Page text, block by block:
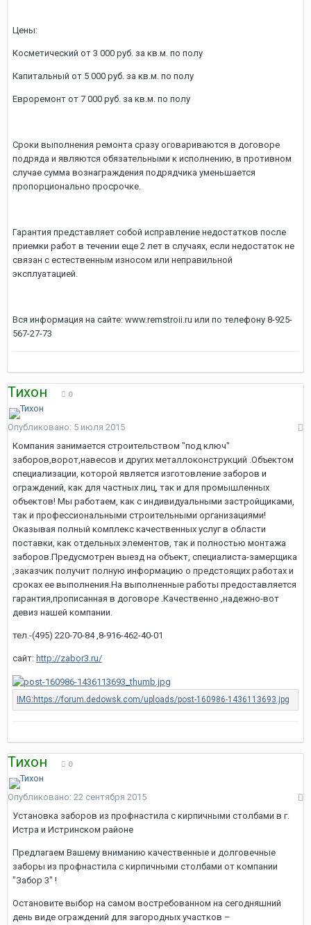
Цены:
Косметический от 3 000 руб. за кв.м. по полу
Капитальный от 5 000 руб. за кв.м. по полу
Евроремонт от 7 000 руб. за кв.м. по полу
Сроки выполнения ремонта сразу оговариваются в договоре
подряда и являются обязательными к исполнению, в противном
случае сумма вознаграждения подрядчика уменьшается
пропорционально просрочке.
Гарантия представляет собой исправление недостатков после
приемки работ в течении еще 2 лет в случаях, если недостаток не
связан с естественным износом или неправильной
эксплуатацией.
Вся информация на сайте: www.remstroii.ru или по телефону 8-925-
567-27-73
Тихон 0
Опубликовано: 5 июля 2015
Компания занимается строительством "под ключ"
заборов,ворот,навесов и других металлоконструкций .Объектом
специализации, которой является изготовление заборов и
ограждений, как для частных лиц, так и для промышленных
объектов! Мы работаем, как с индивидуальными застройщиками,
так и профессиональными строительными организациями!
Оказывая полный комплекс качественных услуг в области
поставки, как отдельных элементов, так и полностью монтажа
заборов.Предусмотрен выезд на объект, специалиста-замерщика
,заказчик получит полную информацию о предстоящих работах и
сроках ее выполнения.На выполненные работы предоставляется
гарантия,прописанная в договоре .Качественно ,надежно-вот
девиз нашей компании.
тел.-(495) 220-70-84 ,8-916-462-40-01
сайт: http://zabor3.ru/
Тихон 0
Опубликовано: 22 сентября 2015
Установка заборов из профнастила с кирпичными столбами в г.
Истра и Истринском районе
Предлагаем Вашему вниманию качественные и долговечные
заборы из профнастила с кирпичными столбами от компании
"Забор 3" !
Остановите выбор на самом востребованном на сегодняшний
день виде ограждений для загородных участков –